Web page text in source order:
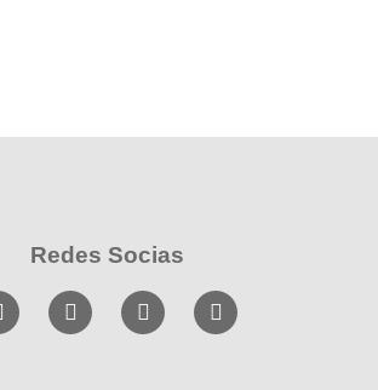
Redes Socias